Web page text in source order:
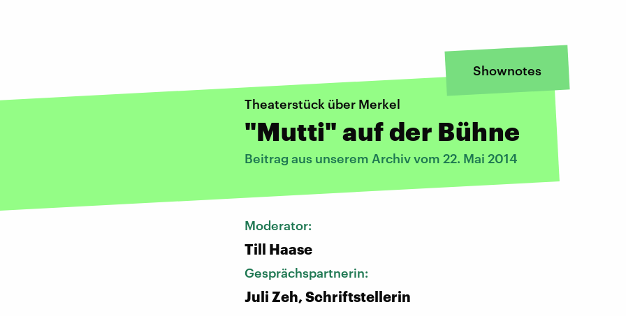
Shownotes
Theaterstück über Merkel
"Mutti" auf der Bühne
Beitrag aus unserem Archiv vom 22. Mai 2014
Moderator:
Till Haase
Gesprächspartnerin:
Juli Zeh, Schriftstellerin